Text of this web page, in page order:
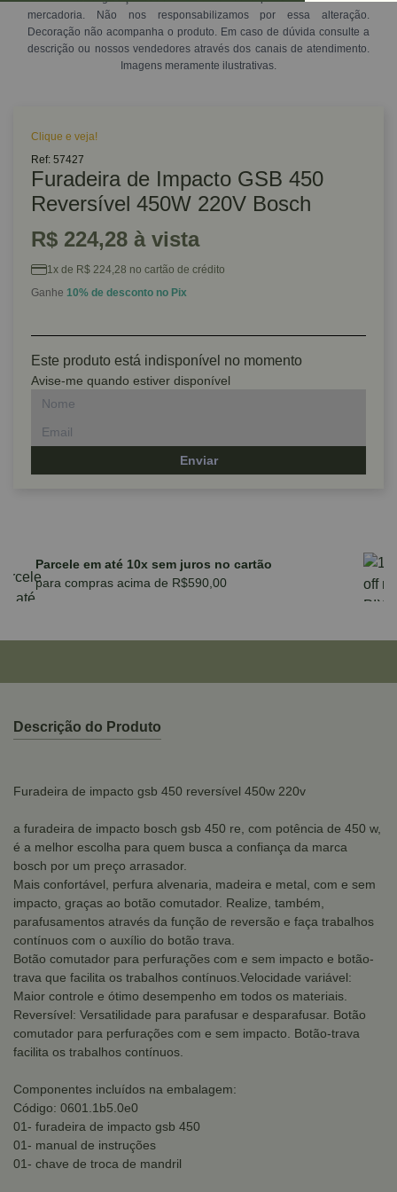
mercadoria. Não nos responsabilizamos por essa alteração.
Decoração não acompanha o produto. Em caso de dúvida consulte a
descrição ou nossos vendedores através dos canais de atendimento.
Imagens meramente ilustrativas.
Clique e veja!
Ref: 57427
Furadeira de Impacto GSB 450
Reversível 450W 220V Bosch
R$ 224,28 à vista
1x de R$ 224,28 no cartão de crédito
Ganhe 10% de desconto no Pix
Este produto está indisponível no momento
Avise-me quando estiver disponível
Enviar
Parcele em até 10x sem juros no cartão
para compras acima de R$590,00
Descrição do Produto
Furadeira de impacto gsb 450 reversível 450w 220v
a furadeira de impacto bosch gsb 450 re, com potência de 450 w,
é a melhor escolha para quem busca a confiança da marca
bosch por um preço arrasador.
Mais confortável, perfura alvenaria, madeira e metal, com e sem
impacto, graças ao botão comutador. Realize, também,
parafusamentos através da função de reversão e faça trabalhos
contínuos com o auxílio do botão trava.
Botão comutador para perfurações com e sem impacto e botão-
trava que facilita os trabalhos contínuos.Velocidade variável:
Maior controle e ótimo desempenho em todos os materiais.
Reversível: Versatilidade para parafusar e desparafusar. Botão
comutador para perfurações com e sem impacto. Botão-trava
facilita os trabalhos contínuos.
Componentes incluídos na embalagem:
Código: 0601.1b5.0e0
01- furadeira de impacto gsb 450
01- manual de instruções
01- chave de troca de mandril